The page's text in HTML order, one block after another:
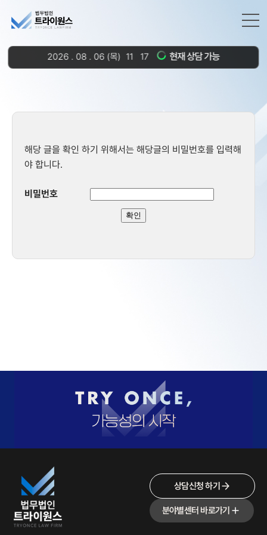
2026 . 08 . 06 (목) 11 17 현재 상담 가능
해당 글을 확인 하기 위해서는 해당글의 비밀번호를 입력해
야 합니다.
비밀번호
상담신청 하기
분야별센터 바로가기